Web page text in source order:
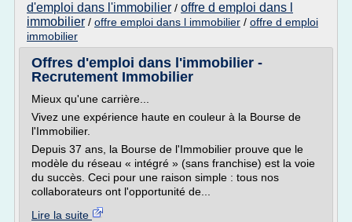
d'emploi dans l'immobilier / offre d emploi dans l
immobilier / offre emploi dans l immobilier / offre d emploi
immobilier
Offres d'emploi dans l'immobilier -
Recrutement Immobilier
Mieux qu'une carrière...
Vivez une expérience haute en couleur à la Bourse de
l'Immobilier.
Depuis 37 ans, la Bourse de l'Immobilier prouve que le
modèle du réseau « intégré » (sans franchise) est la voie
du succès. Ceci pour une raison simple : tous nos
collaborateurs ont l'opportunité de...
Lire la suite